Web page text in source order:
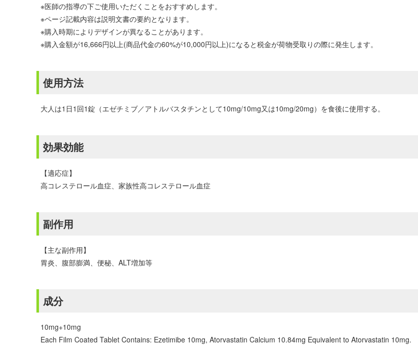
※医師の指導の下ご使用いただくことをおすすめします。
※ページ記載内容は説明文書の要約となります。
※購入時期によりデザインが異なることがあります。
※購入金額が16,666円以上(商品代金の60%が10,000円以上)になると税金が荷物受取りの際に発生します。
使用方法
大人は1日1回1錠（エゼチミブ／アトルバスタチンとして10mg/10mg又は10mg/20mg）を食後に使用する。
効果効能
【適応症】
高コレステロール血症、家族性高コレステロール血症
副作用
【主な副作用】
胃炎、腹部膨満、便秘、ALT増加等
成分
10mg+10mg
Each Film Coated Tablet Contains: Ezetimibe 10mg, Atorvastatin Calcium 10.84mg Equivalent to Atorvastatin 10mg.